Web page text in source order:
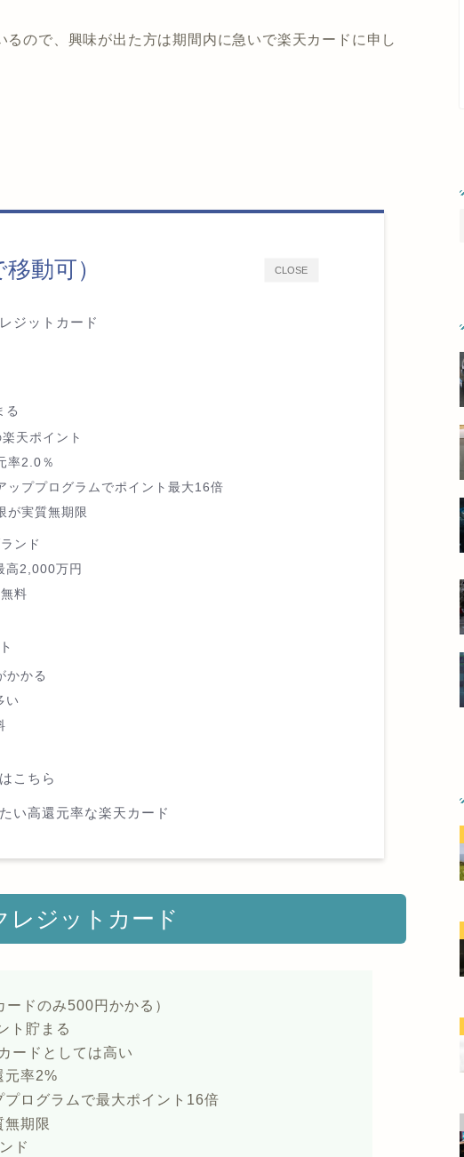
ので、興味が出た方は期間内に急いで楽天カードに申し
CLOSE
動可）
ジットカード
る
天ポイント
率2.0％
ッププログラムでポイント最大16倍
が実質無期限
ンド
高2,000万円
料
かかる
い
こちら
い高還元率な楽天カード
レジットカード
ドのみ500円かかる）
ト貯まる
ードとしては高い
元率2%
プログラムで最大ポイント16倍
無期限
ド